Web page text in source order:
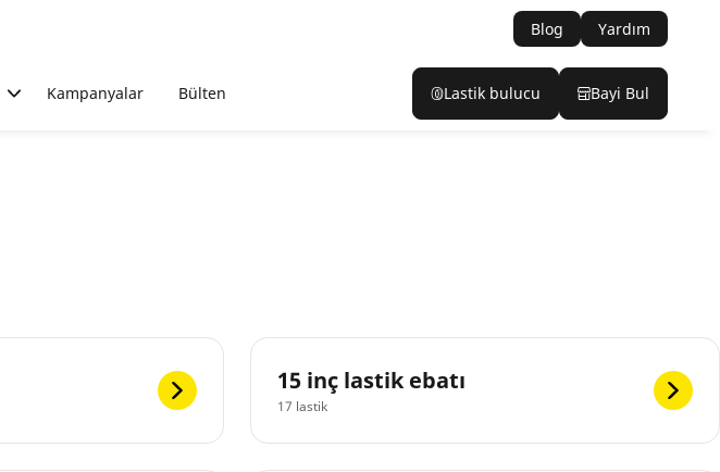
Blog Yardım
Kampanyalar Bülten Lastik bulucu Bayi Bul
15 inç lastik ebatı
17 lastik